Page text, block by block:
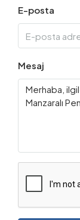
E-posta
Mesaj